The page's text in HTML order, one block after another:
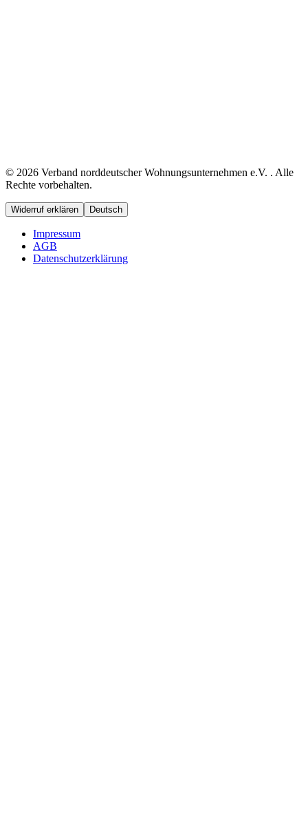
© 2026 Verband norddeutscher Wohnungsunternehmen e.V. . Alle
Rechte vorbehalten.
Widerruf erklären Deutsch
Impressum
AGB
Datenschutzerklärung